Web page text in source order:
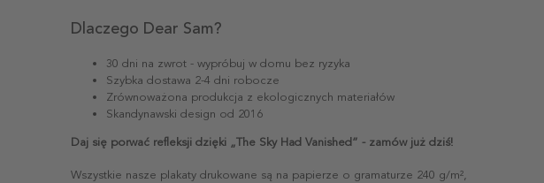
Dlaczego Dear Sam?
30 dni na zwrot - wypróbuj w domu bez ryzyka
Szybka dostawa 2-4 dni robocze
Zrównoważona produkcja z ekologicznych materiałów
Skandynawski design od 2016
Daj się porwać refleksji dzięki „The Sky Had Vanished” - zamów już dziś!
Wszystkie nasze plakaty drukowane są na papierze o gramaturze 240 g/m²,